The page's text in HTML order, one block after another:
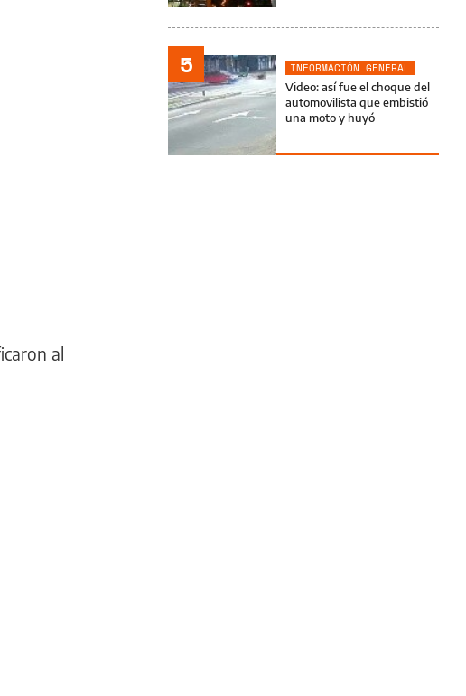
al
5
INFORMACIÓN GENERAL
Video: así fue el choque del
automovilista que embistió
una moto y huyó